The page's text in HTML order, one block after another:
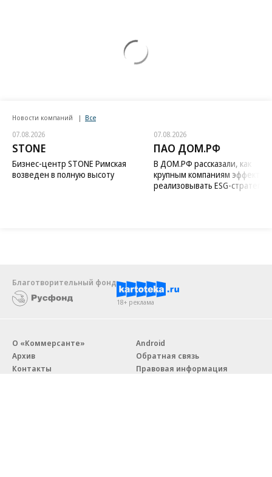
Новости компаний Все
07.08.2026
STONE
Бизнес-центр STONE Римская
возведен в полную высоту
07.08.2026
ПАО ДОМ.РФ
В ДОМ.РФ рассказали, как
крупным компаниям
реализовывать ESG-стратегию
Благотворительный фонд
18+ реклама
О «Коммерсанте»
Архив
Контакты
Android
Обратная связь
Правовая информация